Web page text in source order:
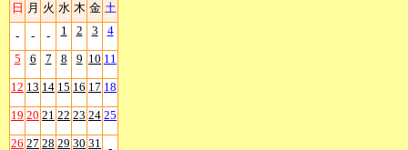
日 月 火 水 木 金 土
- - - 1 2 3 4
5 6 7 8 9 10 11
12 13 14 15 16 17 18
19 20 21 22 23 24 25
26 27 28 29 30 31